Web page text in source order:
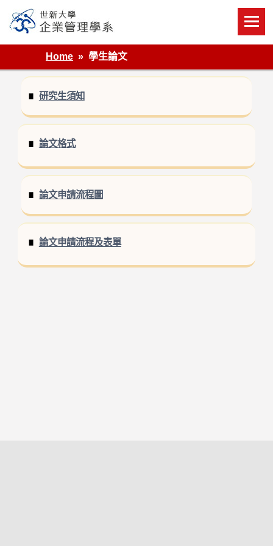
content
世新大學企業管理學系
Home
學生論文
研究生須知
論文格式
論文申請流程圖
論文申請流程及表單